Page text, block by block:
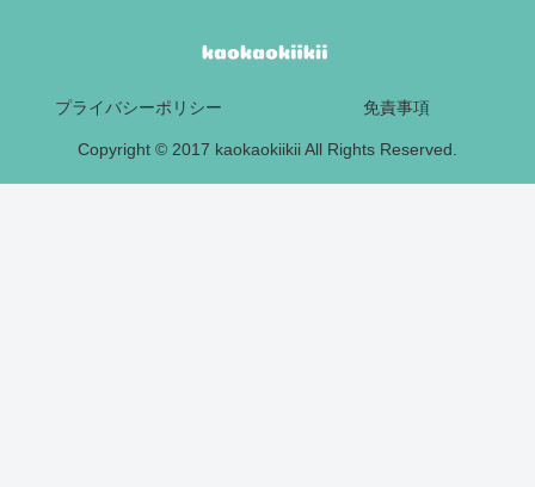
プライバシーポリシー 免責事項
Copyright © 2017 kaokaokiikii All Rights Reserved.